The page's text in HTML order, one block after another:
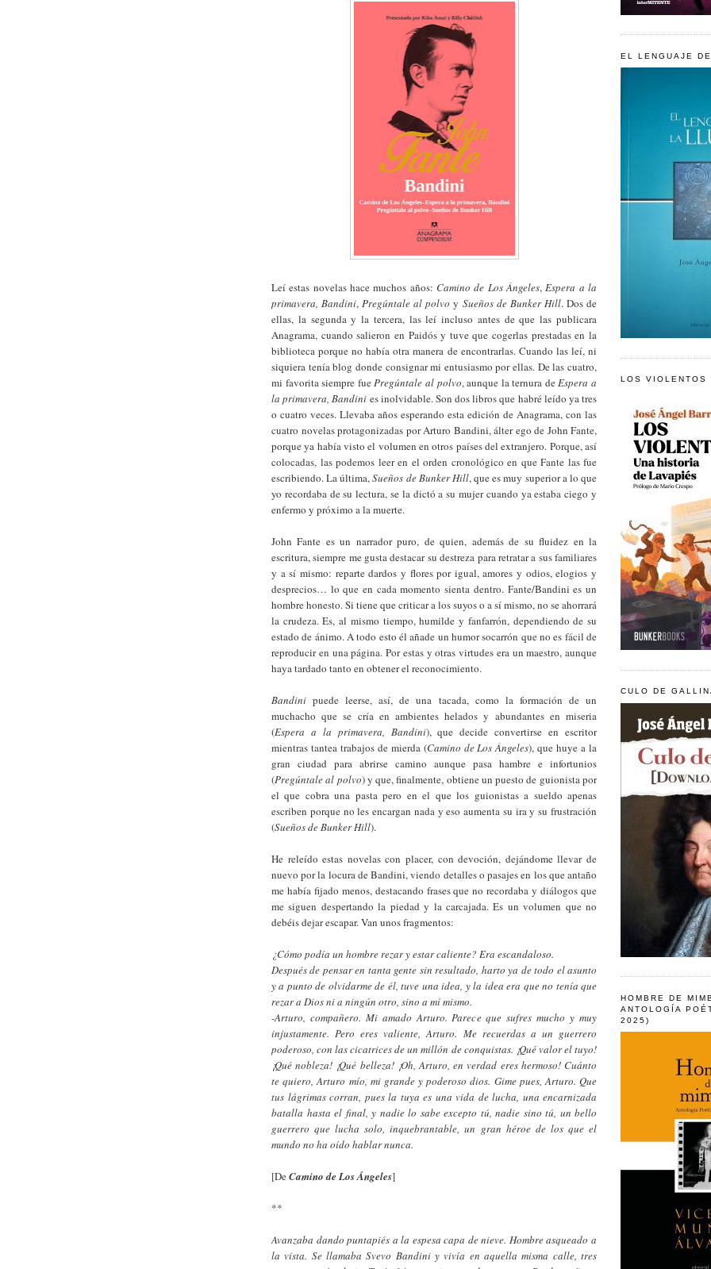
Leí estas novelas hace muchos años: Camino de Los Ángeles,Espera a la
primavera, Bandini,Pregúntale al polvo y Sueños de Bunker Hill. Dos de
ellas, la segunda y la tercera, las leí incluso antes de que las publicara
Anagrama, cuando salieron en Paidós y tuve que cogerlas prestadas en la
biblioteca porque no había otra manera de encontrarlas. Cuando las leí, ni
siquiera tenía blog donde consignar mi entusiasmo por ellas. De las cuatro,
mi favorita siempre fuePregúntale al polvo, aunque la ternura deEspera a
la primavera, Bandini es inolvidable. Son dos libros que habré leído ya tres
o cuatro veces. Llevaba años esperando esta edición de Anagrama, con las
cuatro novelas protagonizadas por Arturo Bandini, álter ego de John Fante,
porque ya había visto el volumen en otros países del extranjero. Porque, así
colocadas, las podemos leer en el orden cronológico en que Fante las fue
escribiendo. La última,Sueños de Bunker Hill, que es muy superior a lo que
yo recordaba de su lectura, se la dictó a su mujer cuando ya estaba ciego y
enfermo y próximo a la muerte.
John Fante es un narrador puro, de quien, además de su fluidez en la
escritura, siempre me gusta destacar su destreza para retratar a sus familiares
y a sí mismo: reparte dardos y flores por igual, amores y odios, elogios y
desprecios… lo que en cada momento sienta dentro. Fante/Bandini es un
hombre honesto. Si tiene que criticar a los suyos o a sí mismo, no se ahorrará
la crudeza. Es, al mismo tiempo, humilde y fanfarrón, dependiendo de su
estado de ánimo. A todo esto él añade un humor socarrón que no es fácil de
reproducir en una página. Por estas y otras virtudes era un maestro, aunque
haya tardado tanto en obtener el reconocimiento.
Bandini puede leerse, así, de una tacada, como la formación de un
muchacho que se cría en ambientes helados y abundantes en miseria
(Espera a la primavera, Bandini), que decide convertirse en escritor
mientras tantea trabajos de mierda (Camino de Los Ángeles), que huye a la
gran ciudad para abrirse camino aunque pasa hambre e infortunios
(Pregúntale al polvo) y que, finalmente, obtiene un puesto de guionista por
el que cobra una pasta pero en el que los guionistas a sueldo apenas
escriben porque no les encargan nada y eso aumenta su ira y su frustración
(Sueños de Bunker Hill).
He releído estas novelas con placer, con devoción, dejándome llevar de
nuevo por la locura de Bandini, viendo detalles o pasajes en los que antaño
me había fijado menos, destacando frases que no recordaba y diálogos que
me siguen despertando la piedad y la carcajada. Es un volumen que no
debéis dejar escapar. Van unos fragmentos:
¿Cómo podía un hombre rezar y estar caliente? Era escandaloso.
Después de pensar en tanta gente sin resultado, harto ya de todo el asunto
y a punto de olvidarme de él, tuve una idea, y la idea era que no tenía que
rezar a Dios ni a ningún otro, sino a mí mismo.
-Arturo, compañero. Mi amado Arturo. Parece que sufres mucho y muy
injustamente. Pero eres valiente, Arturo. Me recuerdas a un guerrero
poderoso, con las cicatrices de un millón de conquistas. ¡Qué valor el tuyo!
¡Qué nobleza! ¡Qué belleza! ¡Oh, Arturo, en verdad eres hermoso! Cuánto
te quiero, Arturo mío, mi grande y poderoso dios. Gime pues, Arturo. Que
tus lágrimas corran, pues la tuya es una vida de lucha, una encarnizada
batalla hasta el final, y nadie lo sabe excepto tú, nadie sino tú, un bello
guerrero que lucha solo, inquebrantable, un gran héroe de los que el
mundo no ha oído hablar nunca.
[DeCamino de Los Ángeles]
**
Avanzaba dando puntapiés a la espesa capa de nieve. Hombre asqueado a
la vista. Se llamaba Svevo Bandini y vivía en aquella misma calle, tres
EL LENGUAJE
LOS VIOLENTOS
CULO DE
HOMBRE DE
ANTOLOGÍA
2025)